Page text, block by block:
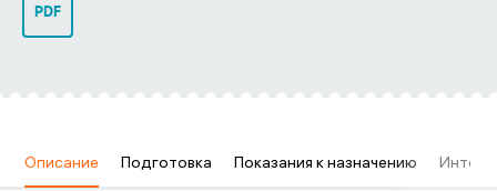
PDF
Описание Подготовка Показания к назначению